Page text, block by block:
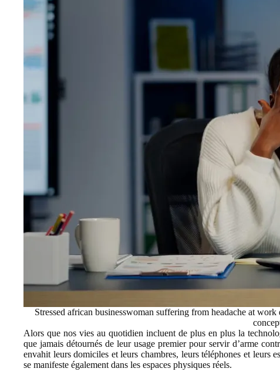
Stressed african businesswoman suffering from headache at
Alors que nos vies au quotidien incluent de plus en plus la
que jamais détournés de leur usage premier pour servir d’arme
envahit leurs domiciles et leurs chambres, leurs téléphones et leurs
se manifeste également dans les espaces physiques réels.